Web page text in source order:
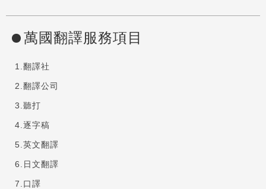
萬國翻譯服務項目
翻譯社
翻譯公司
聽打
逐字稿
英文翻譯
日文翻譯
口譯